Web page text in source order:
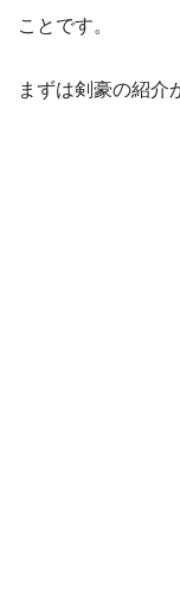
ことです。
まずは剣豪の紹介